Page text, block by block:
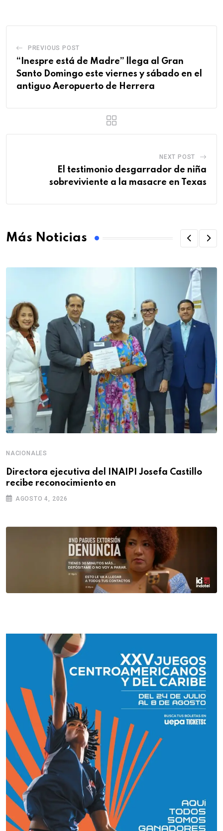
PREVIOUS POST
“Inespre está de Madre” llega al Gran
Santo Domingo este viernes y sábado en el
antiguo Aeropuerto de Herrera
NEXT POST
El testimonio desgarrador de niña
sobreviviente a la masacre en Texas
Más Noticias
NACIONALES
Directora ejecutiva del INAIPI Josefa Castillo
recibe reconocimiento en
AGOSTO 4, 2026